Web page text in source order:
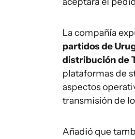
La compañía
partidos de
distribución de
plataformas de
aspectos
transmisión de
Añadió que